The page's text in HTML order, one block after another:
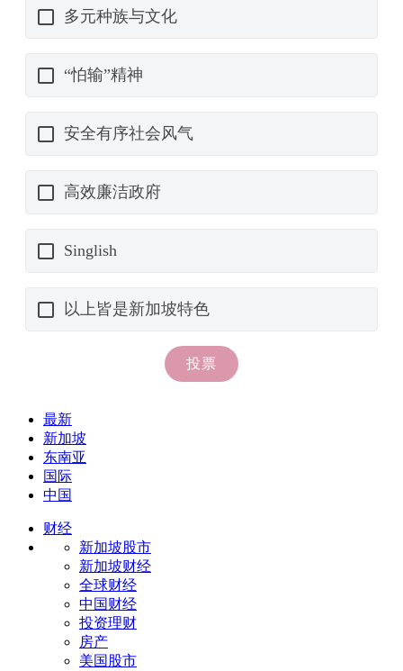
最新
新加坡
东南亚
国际
中国
财经
新加坡股市
新加坡财经
全球财经
中国财经
投资理财
房产
美国股市